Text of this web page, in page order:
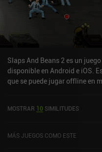
Slaps And Beans 2 es un
disponible en Android e iOS.
que se puede jugar offline en
MOSTRAR 10 SIMILITUDES
MÁS JUEGOS COMO ESTE